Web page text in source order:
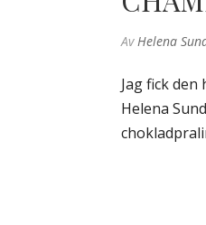
AvHelena
Jag fick
Helena